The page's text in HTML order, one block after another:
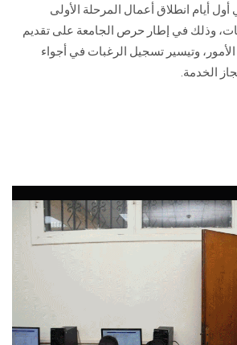
أول أيام انطلاق أعمال المرحلة الأولى
وذلك في إطار حرص الجامعة على تقديم
الأمور، وتيسير تسجيل الرغبات في أجواء
الخدمة.